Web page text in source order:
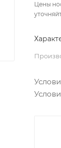
Цены